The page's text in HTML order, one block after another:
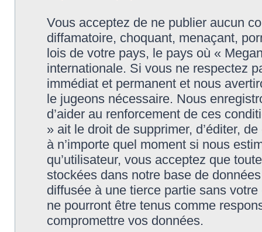
Vous acceptez de ne publier aucun
diffamatoire, choquant, menaçant,
lois de votre pays, le pays où «
internationale. Si vous ne respectez
immédiat et permanent et nous
le jugeons nécessaire. Nous
d’aider au renforcement de ces
» ait le droit de supprimer, d’éditer,
à n’importe quel moment si nous
qu’utilisateur, vous acceptez que
stockées dans notre base de
diffusée à une tierce partie sans
ne pourront être tenus comme
compromettre vos données.